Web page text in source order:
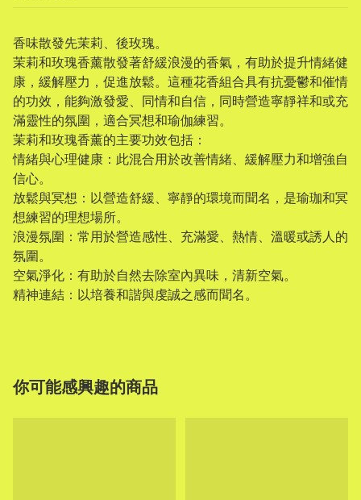
香味散發先茉莉、後玫瑰。
茉莉和玫瑰香薰散發著舒緩浪漫的香氣，有助於提升情緒健
康，緩解壓力，促進放鬆。這種花香組合具有抗憂鬱和催情
的功效，能夠激發愛、同情和自信，同時營造寧靜祥和或充
滿靈性的氛圍，適合冥想和瑜伽練習。
茉莉和玫瑰香薰的主要功效包括：
情緒與心理健康：此混合用於改善情緒、緩解壓力和增強自
信心。
放鬆與冥想：以營造舒緩、寧靜的環境而聞名，是瑜珈和冥
想練習的理想場所。
浪漫氛圍：常用於營造感性、充滿愛、熱情、溫暖或誘人的
氛圍。
空氣淨化：有助於自然去除室內異味，清新空氣。
精神連結：以培養和諧與虔誠之感而聞名。
你可能感興趣的商品